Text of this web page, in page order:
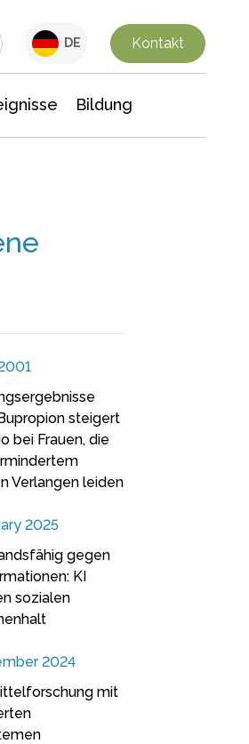
DE Kontakt
Bildung
steigert
bei Frauen, die
Verlangen leiden
2025
gegen
KI
sozialen
2024
mit